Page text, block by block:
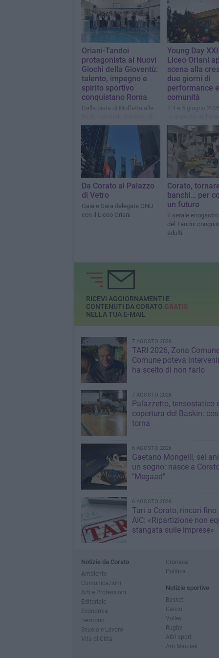
Oriani-Tandoi
protagonista ai Nuovi
Giochi della Gioventù:
talento, impegno e
spirito sportivo
conquistano Roma
Dalla pista di Molfetta alle
studenti dell’I.I.S.S. “Oriani-
Tandoi” brillano nello sport e
portano alto il nome della
scuola.
Young Day
Liceo Oriani
scena alla
due giorni di
performance e
comunità
Il 4 e 5 giugno
studentesca:
danza, teatro e il
saluto ai
della
identitaria
Da Corato al Palazzo
di Vetro
Gaia e Sara delegate ONU
con il Liceo Oriani
Corato,
banchi… per
un futuro
Il serale
del Tandoi
adulti
RICEVI AGGIORNAMENTI E
CONTENUTI DA CORATO GRATIS
NELLA TUA E-MAIL
7 AGOSTO 2026
TARI 2026, Zona
Comune poteva
ha scelto di non farlo
7 AGOSTO 2026
Palazzetto, tensostatico
copertura del Baskin:
torna
6 AGOSTO 2026
Gaetano Mongelli, sei
un sogno: nasce a Corato
"Megaad"
6 AGOSTO 2026
Tari a Corato, rincari fino
AIC: «Ripartizione non
stangata sulle imprese»
Notizie da Corato
Ambiente
Comunicazioni
Arti e Professioni
Editoriale
Economia
Territorio
Scuola e Lavoro
Vita di Città
Cronaca
Politica
Notizie sportive
Basket
Calcio
Volley
Rugby
Altri sport
Arti Marziali